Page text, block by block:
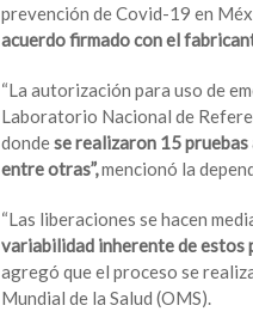
prevención de Covid-19 en
acuerdo firmado con el
“La autorización para uso de
Laboratorio Nacional de
dondese realizaron 15
entre otras”,mencionó la
“Las liberaciones se hacen
variabilidad inherente de estos
agregó que el proceso se
Mundial de la Salud (OMS).